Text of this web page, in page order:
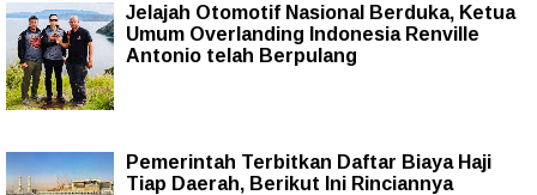
Jelajah Otomotif Nasional Berduka, Ketua
Umum Overlanding Indonesia Renville
Antonio telah Berpulang
Pemerintah Terbitkan Daftar Biaya Haji
Tiap Daerah, Berikut Ini Rinciannya